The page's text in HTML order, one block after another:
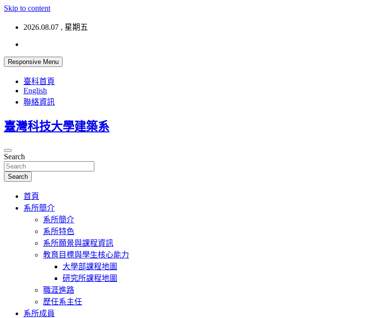
Skip to content
2026.08.07 , 星期五
Responsive Menu
臺科首頁
English
聯絡資訊
臺灣科技大學建築系
Search
Search
首頁
系所簡介
系所簡介
系所特色
系所願景與課程資訊
教育目標與學生核心能力
大學部課程地圖
研究所課程地圖
職涯進路
歷任系主任
系所成員